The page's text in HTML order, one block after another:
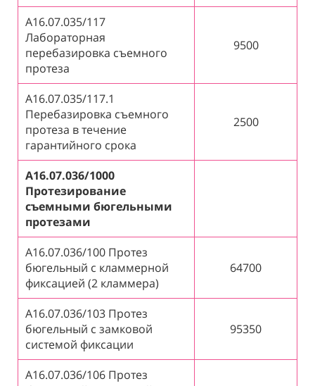
А16.07.035/117
Лабораторная
перебазировка съемного
протеза
9500
А16.07.035/117.1
Перебазировка съемного
протеза в течение
гарантийного срока
2500
А16.07.036/1000
Протезирование
съемными бюгельными
протезами
А16.07.036/100 Протез
бюгельный с кламмерной
фиксацией (2 кламмера)
64700
А16.07.036/103 Протез
бюгельный с замковой
системой фиксации
95350
А16.07.036/106 Протез